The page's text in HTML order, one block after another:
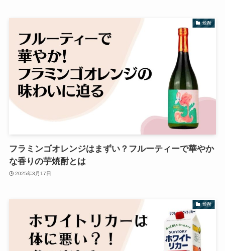
焼酎
フラミンゴオレンジはまずい？フルーティーで華やか
な香りの芋焼酎とは
2025年3月17日
焼酎